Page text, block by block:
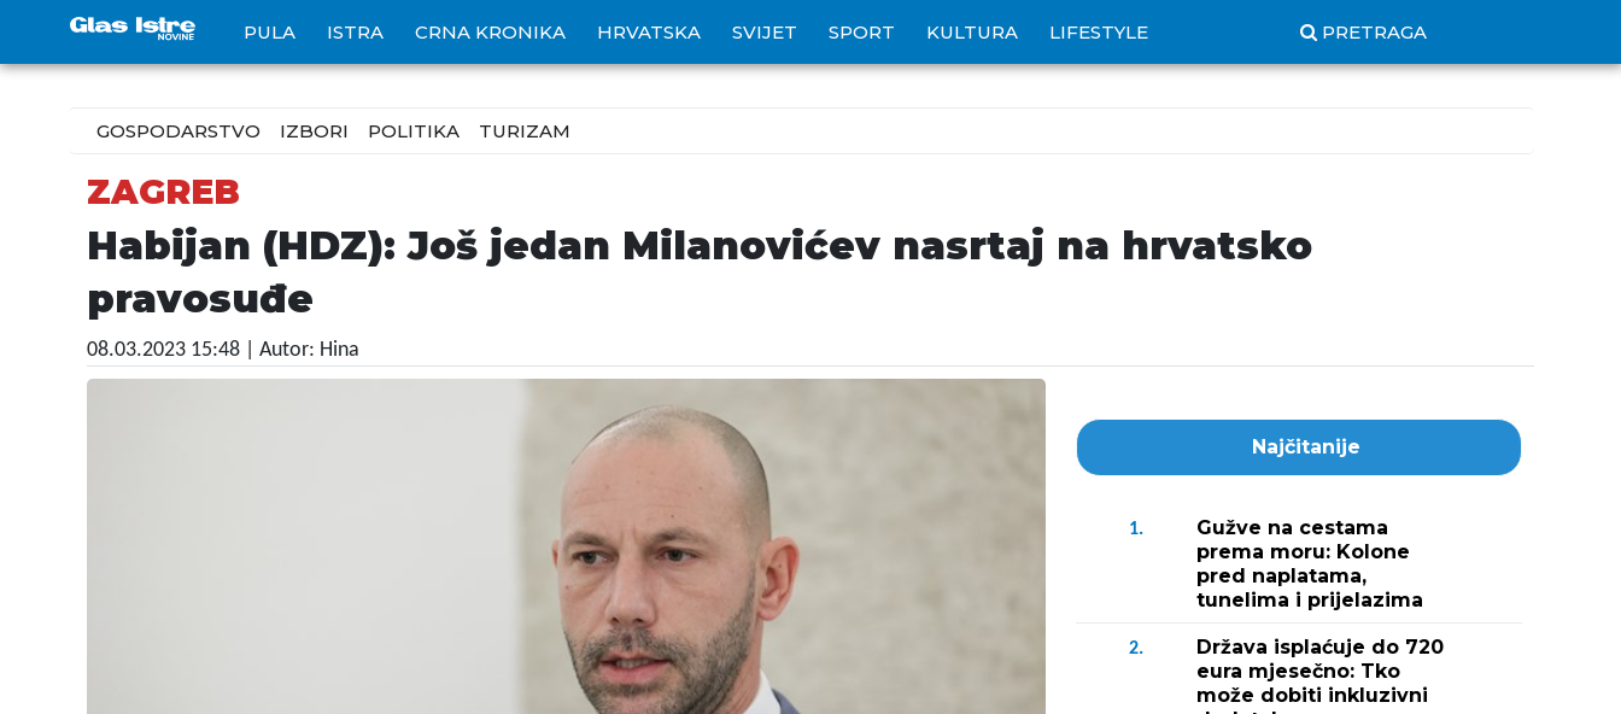
PULA ISTRA CRNA KRONIKA HRVATSKA SVIJET SPORT KULTURA LIFESTYLE PRETRAGA
GOSPODARSTVO IZBORI POLITIKA TURIZAM
ZAGREB
Habijan (HDZ): Još jedan Milanovićev nasrtaj na hrvatsko
pravosuđe
08.03.2023 15:48 | Autor: Hina
Najčitanije
1.
Gužve na cestama
prema moru: Kolone
pred naplatama,
tunelima i prijelazima
2.
Država isplaćuje do 720
eura mjesečno: Tko
može dobiti inkluzivni